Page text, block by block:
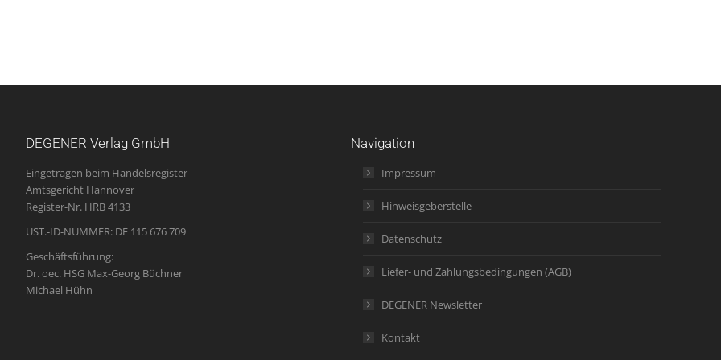
DEGENER Verlag GmbH
Eingetragen beim Handelsregister
Amtsgericht Hannover
Register-Nr. HRB 4133
UST.-ID-NUMMER: DE 115 676 709
Geschäftsführung:
Dr. oec. HSG Max-Georg Büchner
Michael Hühn
Navigation
Impressum
Hinweisgeberstelle
Datenschutz
Liefer- und Zahlungsbedingungen (AGB)
DEGENER Newsletter
Kontakt